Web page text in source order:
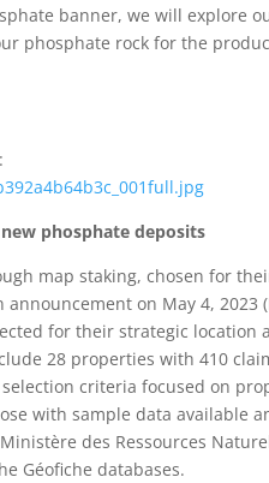
banner, we will explore
phosphate rock for the
phosphate deposits
map staking, chosen for
on May 4, 2023
for their strategic location
28 properties with 410
criteria focused on
with sample data available
des Ressources
Géofiche databases.